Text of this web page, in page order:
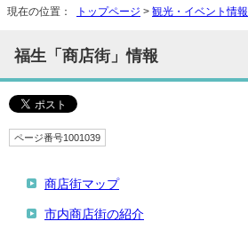
現在の位置： トップページ > 観光・イベント情報
福生「商店街」情報
ページ番号1001039
商店街マップ
市内商店街の紹介